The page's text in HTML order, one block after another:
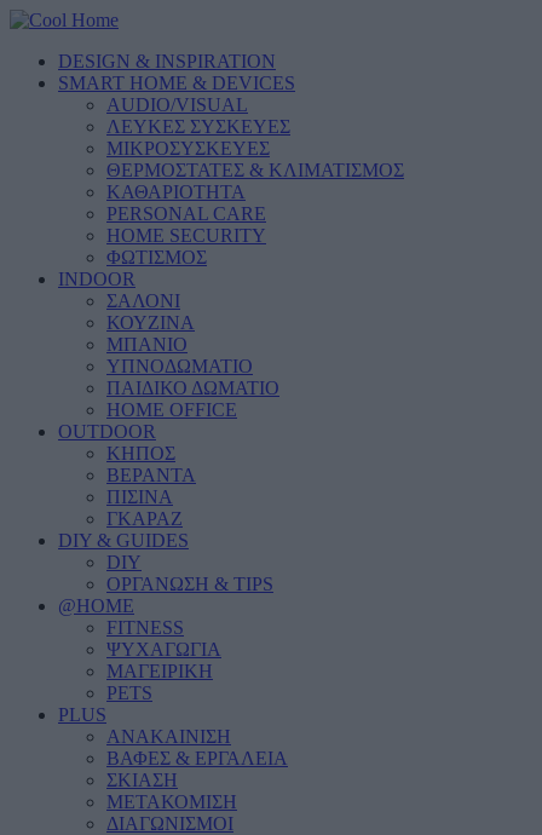
DESIGN & INSPIRATION
SMART HOME & DEVICES
AUDIO/VISUAL
ΛΕΥΚΕΣ ΣΥΣΚΕΥΕΣ
ΜΙΚΡΟΣΥΣΚΕΥΕΣ
ΘΕΡΜΟΣΤΑΤΕΣ & ΚΛΙΜΑΤΙΣΜΟΣ
ΚΑΘΑΡΙΟΤΗΤΑ
PERSONAL CARE
HOME SECURITY
ΦΩΤΙΣΜΟΣ
INDOOR
ΣΑΛΟΝΙ
ΚΟΥΖΙΝΑ
ΜΠΑΝΙΟ
ΥΠΝΟΔΩΜΑΤΙΟ
ΠΑΙΔΙΚΟ ΔΩΜΑΤΙΟ
HOME OFFICE
OUTDOOR
ΚΗΠΟΣ
ΒΕΡΑΝΤΑ
ΠΙΣΙΝΑ
ΓΚΑΡΑΖ
DIY & GUIDES
DIY
ΟΡΓΑΝΩΣΗ & TIPS
@HOME
FITNESS
ΨΥΧΑΓΩΓΙΑ
ΜΑΓΕΙΡΙΚΗ
PETS
PLUS
ΑΝΑΚΑΙΝΙΣΗ
ΒΑΦΕΣ & ΕΡΓΑΛΕΙΑ
ΣΚΙΑΣΗ
ΜΕΤΑΚΟΜΙΣΗ
ΔΙΑΓΩΝΙΣΜΟΙ